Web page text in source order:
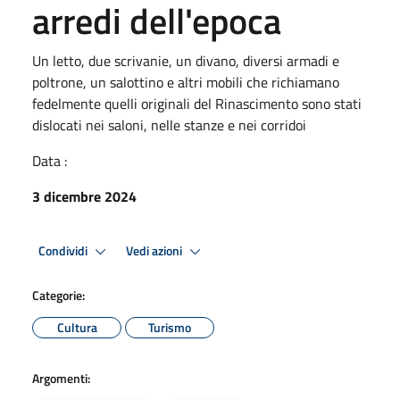
arredi dell'epoca
Un letto, due scrivanie, un divano, diversi armadi e
poltrone, un salottino e altri mobili che richiamano
fedelmente quelli originali del Rinascimento sono stati
dislocati nei saloni, nelle stanze e nei corridoi
Data :
3 dicembre 2024
Condividi Vedi azioni
Categorie:
Cultura
Turismo
Argomenti: